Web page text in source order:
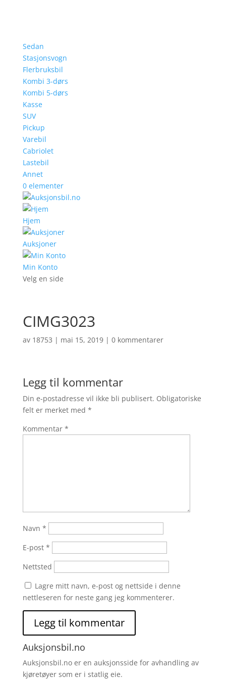
Sedan
Stasjonsvogn
Flerbruksbil
Kombi 3-dørs
Kombi 5-dørs
Kasse
SUV
Pickup
Varebil
Cabriolet
Lastebil
Annet
0 elementer
Hjem
Auksjoner
Min Konto
Velg en side
CIMG3023
av 18753 | mai 15, 2019| 0 kommentarer
Legg til kommentar
Din e-postadresse vil ikke bli publisert. Obligatoriske
felt er merket med *
Kommentar *
Navn *
E-post *
Nettsted
Lagre mitt navn, e-post og nettside i denne
nettleseren for neste gang jeg kommenterer.
Auksjonsbil.no
Auksjonsbil.no er en auksjonsside for avhandling av
kjøretøyer som er i statlig eie.